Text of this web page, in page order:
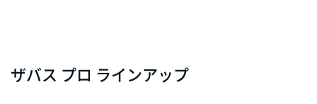
ザバス プロ ラインアップ